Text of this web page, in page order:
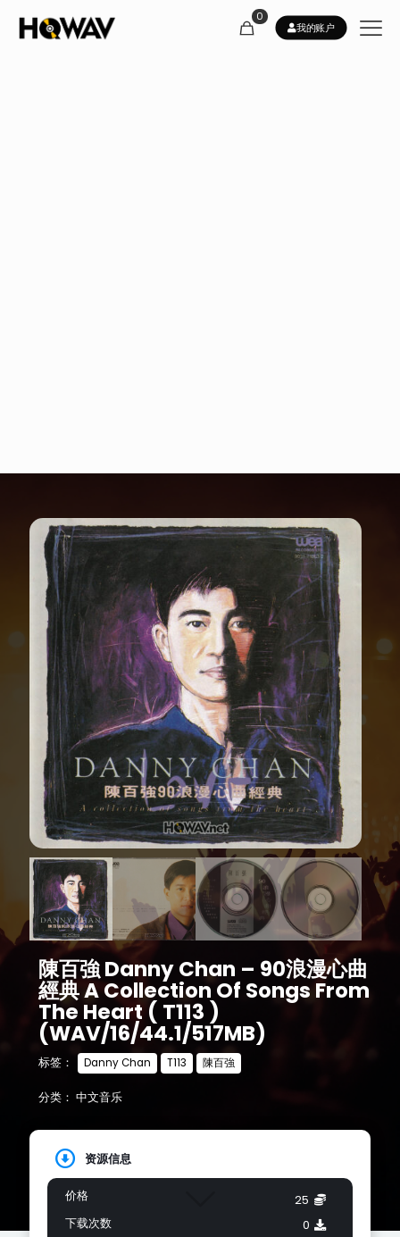
0
我的账户
陳百強 Danny Chan – 90浪漫心曲
經典 A Collection Of Songs From
The Heart ( T113 )
(WAV/16/44.1/517MB)
标签： Danny Chan T113 陳百強
分类： 中文音乐
资源信息
价格
下载次数
25
0